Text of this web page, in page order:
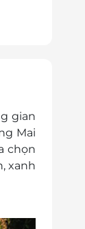
sàn,
ăn
gian
Mai
chọn
xanh